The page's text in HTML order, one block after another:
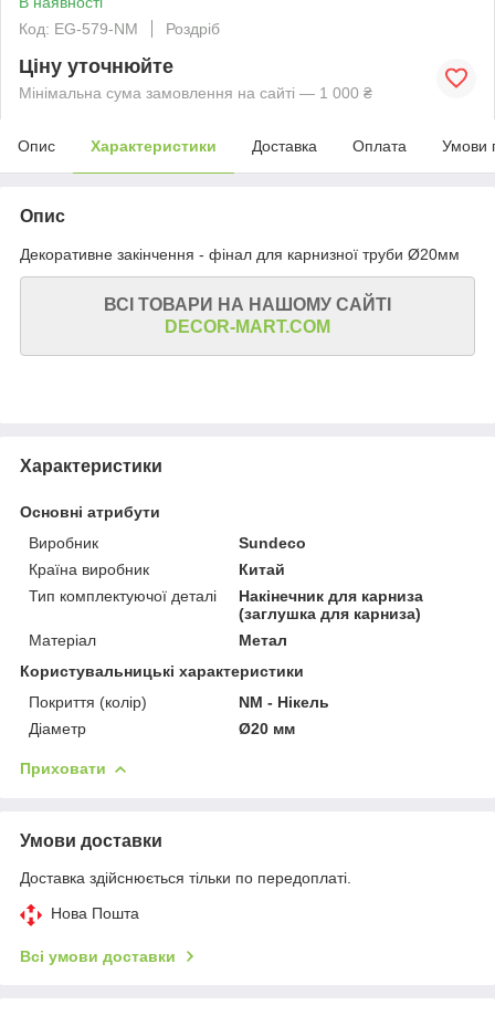
Код: EG-579-NM
Роздріб
Ціну уточнюйте
Мінімальна сума замовлення на сайті — 1 000 ₴
Опис Характеристики Доставка Оплата Умови
Опис
Декоративне закінчення - фінал для карнизної труби Ø20мм
ВСІ ТОВАРИ НА НАШОМУ САЙТІ
DECOR-MART.COM
Характеристики
Основні атрибути
Виробник
Sundeco
Країна виробник
Китай
Тип комплектуючої деталі
Накінечник для карниза
(заглушка для карниза)
Матеріал
Метал
Користувальницькі характеристики
Покриття (колір)
NM - Нікель
Діаметр
Ø20 мм
Приховати
Умови доставки
Доставка здійснюється тільки по передоплаті.
Нова Пошта
Всі умови доставки